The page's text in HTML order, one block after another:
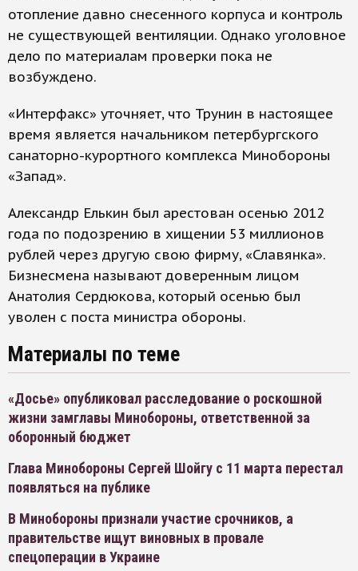
отопление давно снесенного корпуса и контроль
не существующей вентиляции. Однако уголовное
дело по материалам проверки пока не
возбуждено.
«Интерфакс» уточняет, что Трунин в настоящее
время является начальником петербургского
санаторно-курортного комплекса Минобороны
«Запад».
Александр Елькин был арестован осенью 2012
года по подозрению в хищении 53 миллионов
рублей через другую свою фирму, «Славянка».
Бизнесмена называют доверенным лицом
Анатолия Сердюкова, который осенью был
уволен с поста министра обороны.
Материалы по теме
«Досье» опубликовал расследование о роскошной
жизни замглавы Минобороны, ответственной за
оборонный бюджет
Глава Минобороны Сергей Шойгу с 11 марта перестал
появляться на публике
В Минобороны признали участие срочников, а
правительстве ищут виновных в провале
спецоперации в Украине